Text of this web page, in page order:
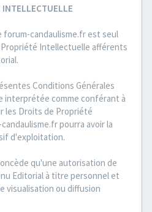
INTELLECTUELLE
candaulisme.fr est seul
Intellectuelle afférents
Conditions Générales
interprétée comme conférant à
les Droits de Propriété
pourra avoir la
d'exploitation.
qu'une autorisation de
Editorial à titre personnel et
visualisation ou diffusion